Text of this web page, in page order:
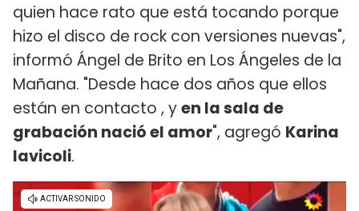
quien hace rato que está tocando porque
hizo el disco de rock con versiones nuevas",
informó Ángel de Brito en Los Ángeles de la
Mañana. "Desde hace dos años que ellos
están en contacto , yen la sala de
grabación nació el amor", agregó Karina
Iavicoli.